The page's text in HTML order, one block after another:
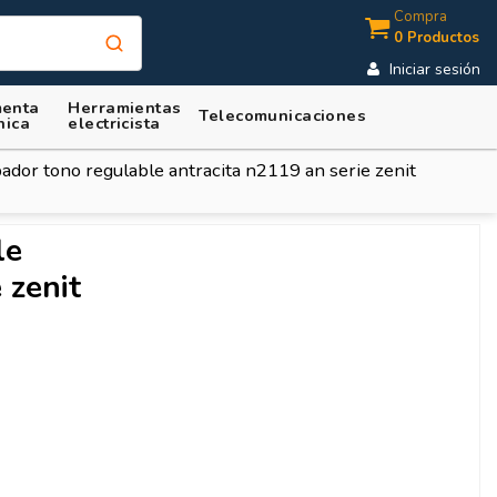
Compra
0 Productos
Iniciar sesión
Herramientas
electricista Telecomunicaciones
tono regulable antracita n2119 an serie zenit
zenit